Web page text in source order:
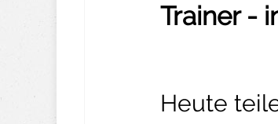
Trainer -
Heute